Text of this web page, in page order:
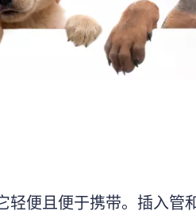
便且便于携带。插入